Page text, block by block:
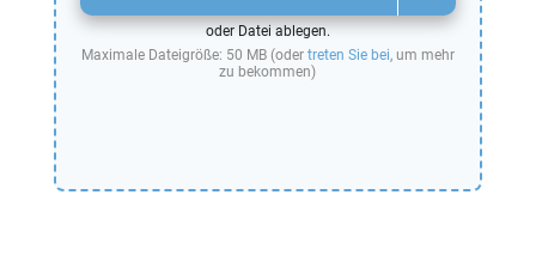
oder Datei ablegen.
Maximale Dateigröße: 50 MB (oder treten Sie bei, um mehr
zu bekommen)